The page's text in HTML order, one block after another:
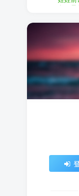
间的情
流群，
获取
对于新
色，
找妆
关节松
话用砂
娃换
种姿势
小场
最重要
价格
受和娃